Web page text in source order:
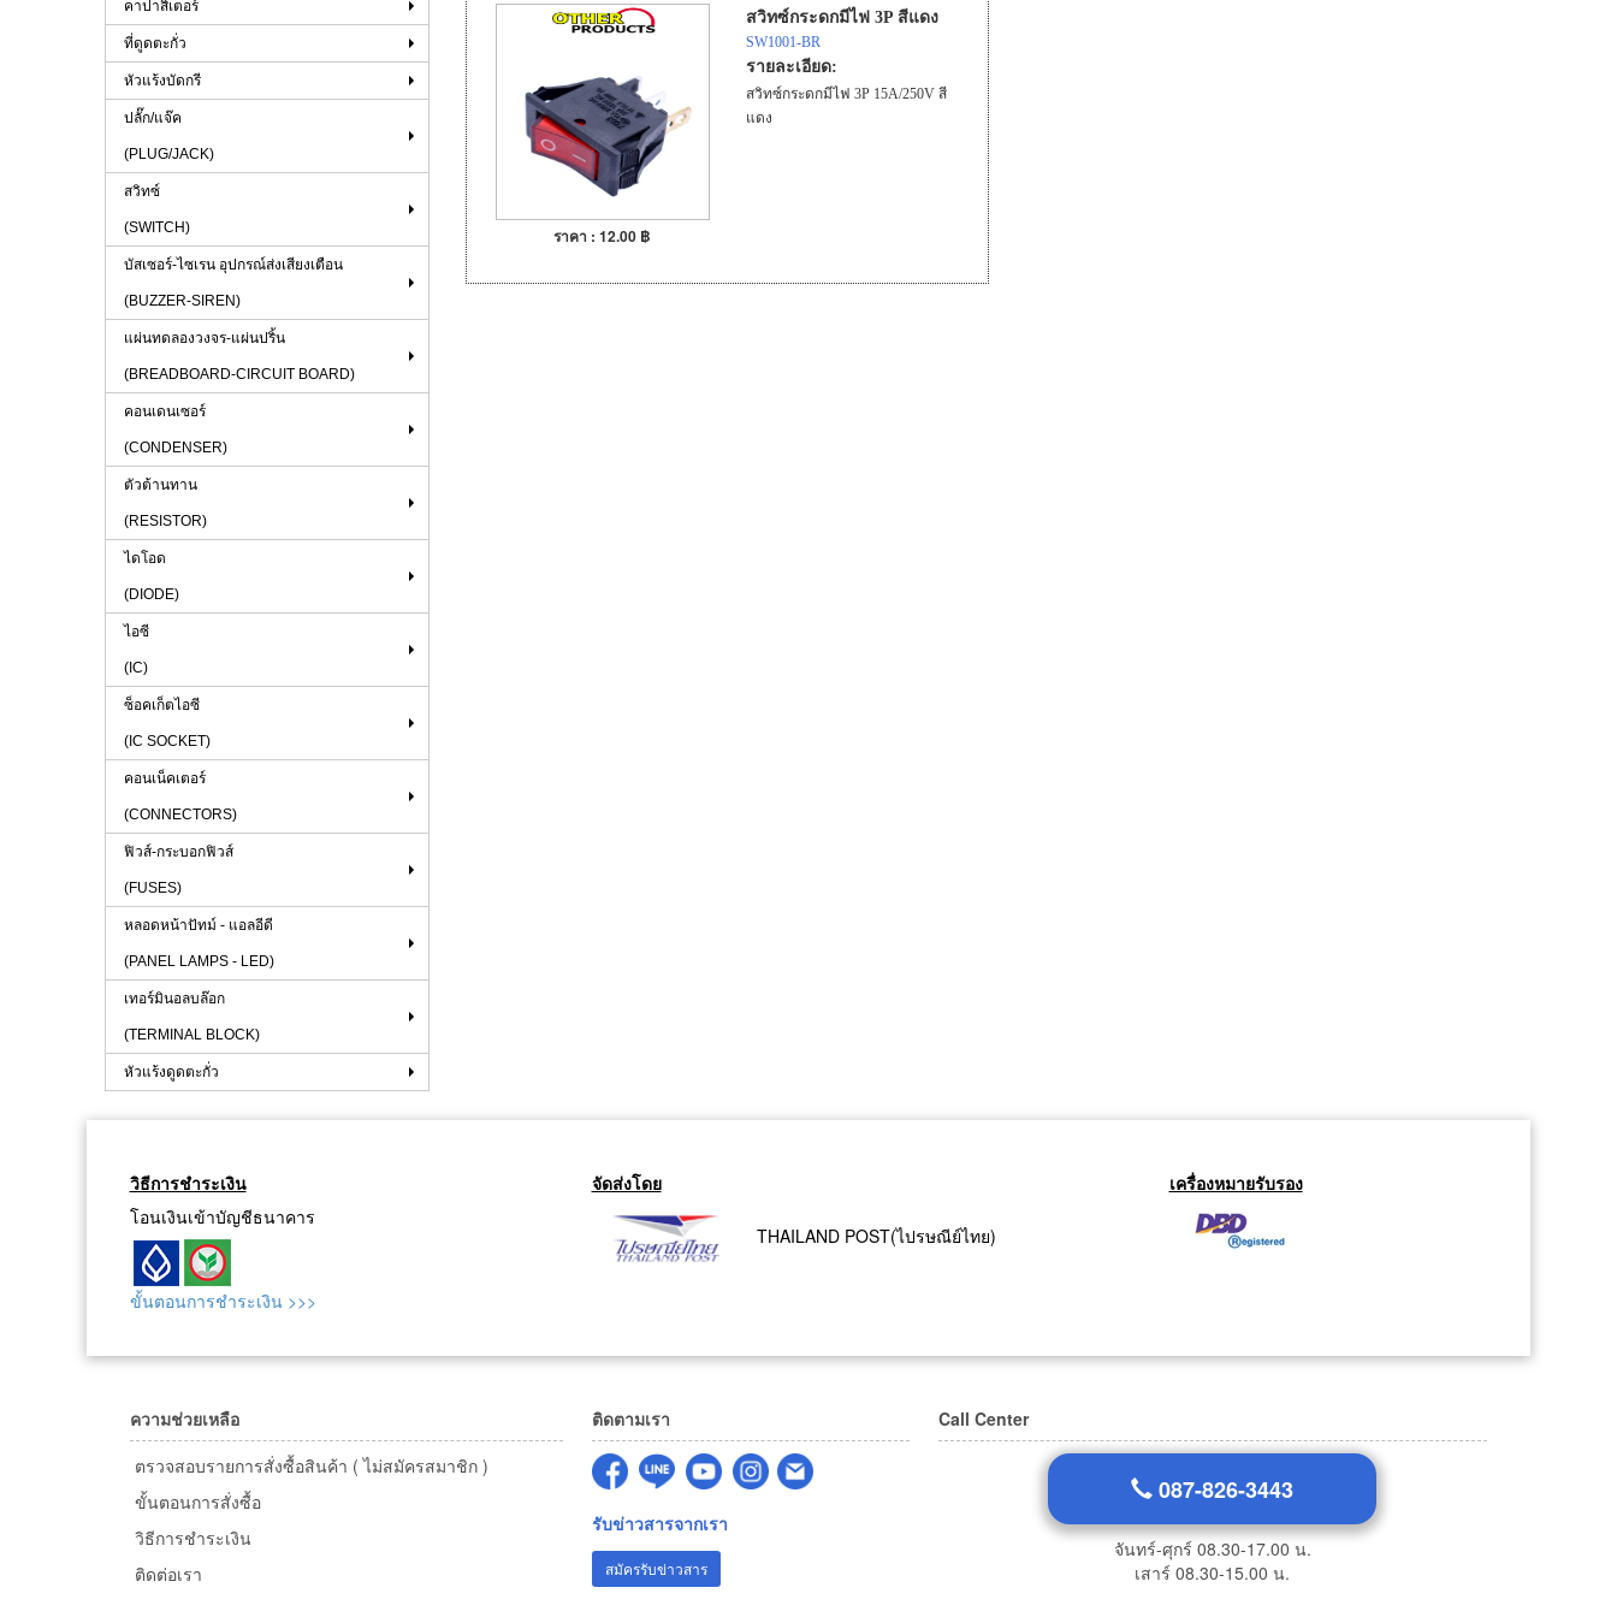
คาปาสิเตอร์
ที่ดูดตะกั่ว
หัวแร้งบัดกรี
ปลั๊ก/แจ๊ค
(PLUG/JACK)
สวิทซ์
(SWITCH)
บัสเซอร์-ไซเรน อุปกรณ์ส่งเสียงเตือน
(BUZZER-SIREN)
แผ่นทดลองวงจร-แผ่นปริ้น
(BREADBOARD-CIRCUIT BOARD)
คอนเดนเซอร์
(CONDENSER)
ตัวต้านทาน
(RESISTOR)
ไดโอด
(DIODE)
ไอซี
(IC)
ซ็อคเก็ตไอซี
(IC SOCKET)
คอนเน็คเตอร์
(CONNECTORS)
ฟิวส์-กระบอกฟิวส์
(FUSES)
หลอดหน้าปัทม์ - แอลอีดี
(PANEL LAMPS - LED)
เทอร์มินอลบล๊อก
(TERMINAL BLOCK)
หัวแร้งดูดตะกั่ว
สวิทซ์กระดกมีไฟ 3P สีแดง
SW1001-BR
รายละเอียด:
สวิทซ์กระดกมีไฟ 3P 15A/250V สี
แดง
ราคา : 12.00 ฿
วิธีการชำระเงิน
โอนเงินเข้าบัญชีธนาคาร
ขั้นตอนการชำระเงิน >>>
จัดส่งโดย
THAILAND POST(ไปรษณีย์ไทย)
เครื่องหมายรับรอง
ความช่วยเหลือ
ตรวจสอบรายการสั่งซื้อสินค้า ( ไม่สมัครสมาชิก )
ขั้นตอนการสั่งซื้อ
วิธีการชำระเงิน
ติดต่อเรา
ติดตามเรา
รับข่าวสารจากเรา
สมัครรับข่าวสาร
Call Center
087-826-3443
จันทร์-ศุกร์ 08.30-17.00 น.
เสาร์ 08.30-15.00 น.